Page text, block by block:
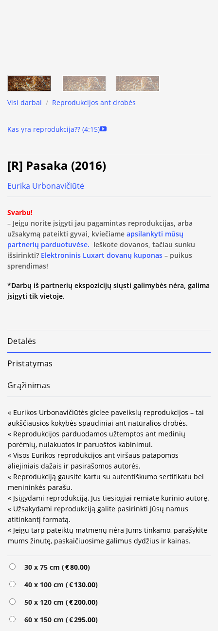
Visi darbai / Reprodukcijos ant drobės
Kas yra reprodukcija?? (4:15)
[R] Pasaka (2016)
Eurika Urbonavičiūtė
Svarbu!
– Jeigu norite įsigyti jau pagamintas reprodukcijas, arba
užsakymą pateikti gyvai, kviečiame apsilankyti mūsų
partnerių parduotuvėse. Ieškote dovanos, tačiau sunku
išsirinkti? Elektroninis Luxart dovanų kuponas – puikus
sprendimas!
*Darbų iš partnerių ekspozicijų siųsti galimybės nėra, galima
įsigyti tik vietoje.
Detalės
Pristatymas
Grąžinimas
« Eurikos Urbonavičiūtės giclee paveikslų reprodukcijos – tai
aukščiausios kokybės spaudiniai ant natūralios drobės.
« Reprodukcijos parduodamos užtemptos ant medinių
porėmių, nulakuotos ir paruoštos kabinimui.
« Visos Eurikos reprodukcijos ant viršaus patapomos
aliejiniais dažais ir pasirašomos autorės.
« Reprodukciją gausite kartu su autentiškumo sertifikatu bei
menininkės parašu.
« Įsigydami reprodukciją, Jūs tiesiogiai remiate kūrinio autorę.
« Užsakydami reprodukciją galite pasirinkti Jūsų namus
atitinkantį formatą.
« Jeigu tarp pateiktų matmenų nėra Jums tinkamo, parašykite
mums žinutę, paskaičiuosime galimus dydžius ir kainas.
30 x 75 cm (€80.00)
40 x 100 cm (€130.00)
50 x 120 cm (€200.00)
60 x 150 cm (€295.00)
Alternative: